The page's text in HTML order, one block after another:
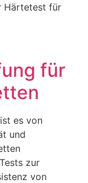
Härtetest für
für
es von
und
zur
von